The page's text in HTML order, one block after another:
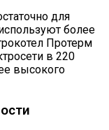
для
более
Протерм
в 220
высокого